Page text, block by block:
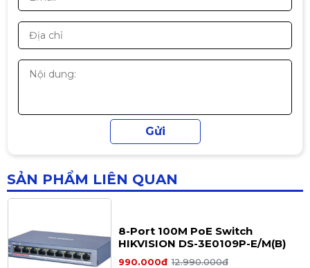
SẢN PHẨM LIÊN QUAN
Thiệt bị Switch PoE Planet FGSD-
1821P, 16 port 10/100M
Cáp mạng CAT5E U/UTP
Hikvision DS-1LN5EUEC0
1.490.000đ 1.690.000đ
8-Port 100M PoE Switch
HIKVISION DS-3E0109P-E/M(B)
990.000đ 12.990.000đ